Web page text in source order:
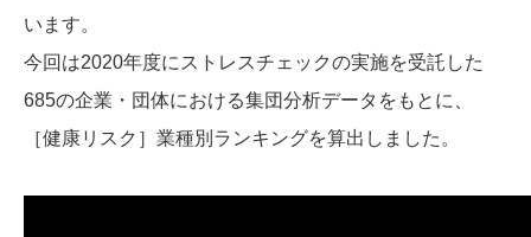
います。
今回は2020年度にストレスチェックの実施を受託した
685の企業・団体における集団分析データをもとに、
［健康リスク］業種別ランキングを算出しました。